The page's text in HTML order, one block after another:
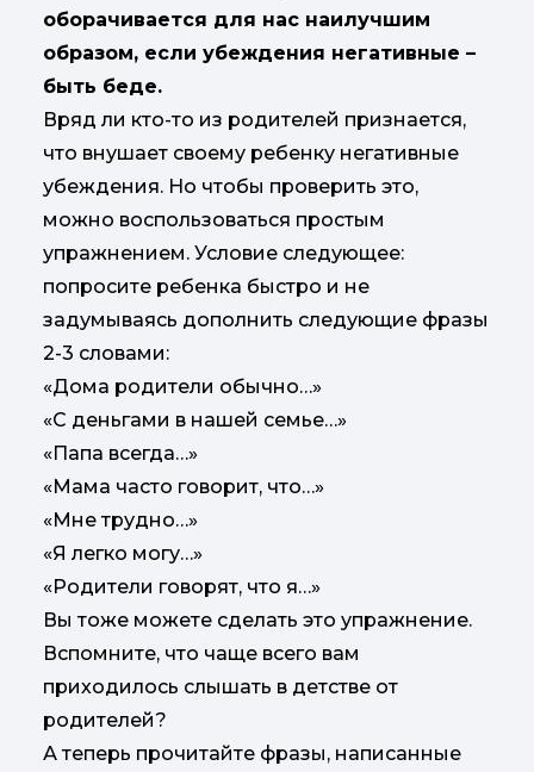
оборачивается для нас наилучшим
образом, если убеждения негативные –
быть беде.
Вряд ли кто-то из родителей признается,
что внушает своему ребенку негативные
убеждения. Но чтобы проверить это,
можно воспользоваться простым
упражнением. Условие следующее:
попросите ребенка быстро и не
задумываясь дополнить следующие фразы
2-3 словами:
«Дома родители обычно…»
«С деньгами в нашей семье…»
«Папа всегда…»
«Мама часто говорит, что…»
«Мне трудно…»
«Я легко могу…»
«Родители говорят, что я…»
Вы тоже можете сделать это упражнение.
Вспомните, что чаще всего вам
приходилось слышать в детстве от
родителей?
А теперь прочитайте фразы, написанные